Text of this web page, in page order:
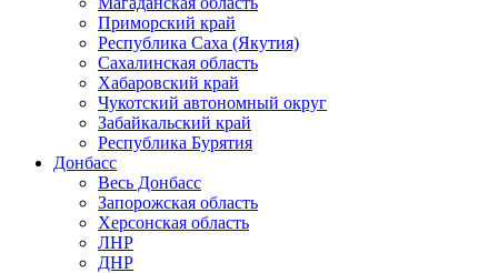
Приморский край
Республика Саха (Якутия)
Сахалинская область
Хабаровский край
Чукотский автономный округ
Забайкальский край
Республика Бурятия
Донбасс
Весь Донбасс
Запорожская область
Херсонская область
ЛНР
ДНР